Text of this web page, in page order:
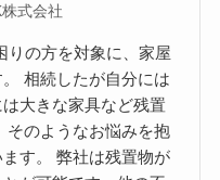
株式会社
りの方を対象に、家屋
相続したが自分には
大きな家具など残置
そのようなお悩みを抱
す。 弊社は残置物が